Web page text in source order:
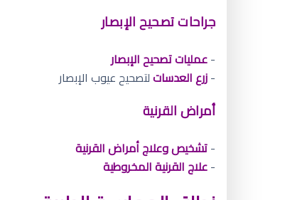
جراحات تصحيح الإبصار
-عمليات تصحيح الإبصار
-زرع العدساتلتصحيح عيوب الإبصار
أمراض القرنية
-تشخيص وعلاج أمراض القرنية
-علاج القرنية المخروطية